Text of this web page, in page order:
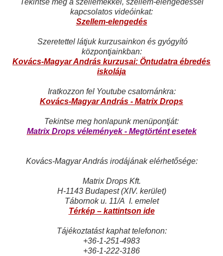
Tekintse meg a szellemekkel, szellem-elengedéssel
kapcsolatos videóinkat:
Szellem-elengedés
Szeretettel látjuk kurzusainkon és gyógyító
központjainkban:
Kovács-Magyar András kurzusai: Öntudatra ébredés
iskolája
Iratkozzon fel Youtube csatornánkra:
Kovács-Magyar András - Matrix Drops
Tekintse meg honlapunk menüpontját:
Matrix Drops vélemények - Megtörtént esetek
Kovács-Magyar András irodájának elérhetősége:
Matrix Drops Kft.
H-1143 Budapest (XIV. kerület)
Tábornok u. 11/A I. emelet
Térkép – kattintson ide
Tájékoztatást kaphat telefonon:
+36-1-251-4983
+36-1-222-3186